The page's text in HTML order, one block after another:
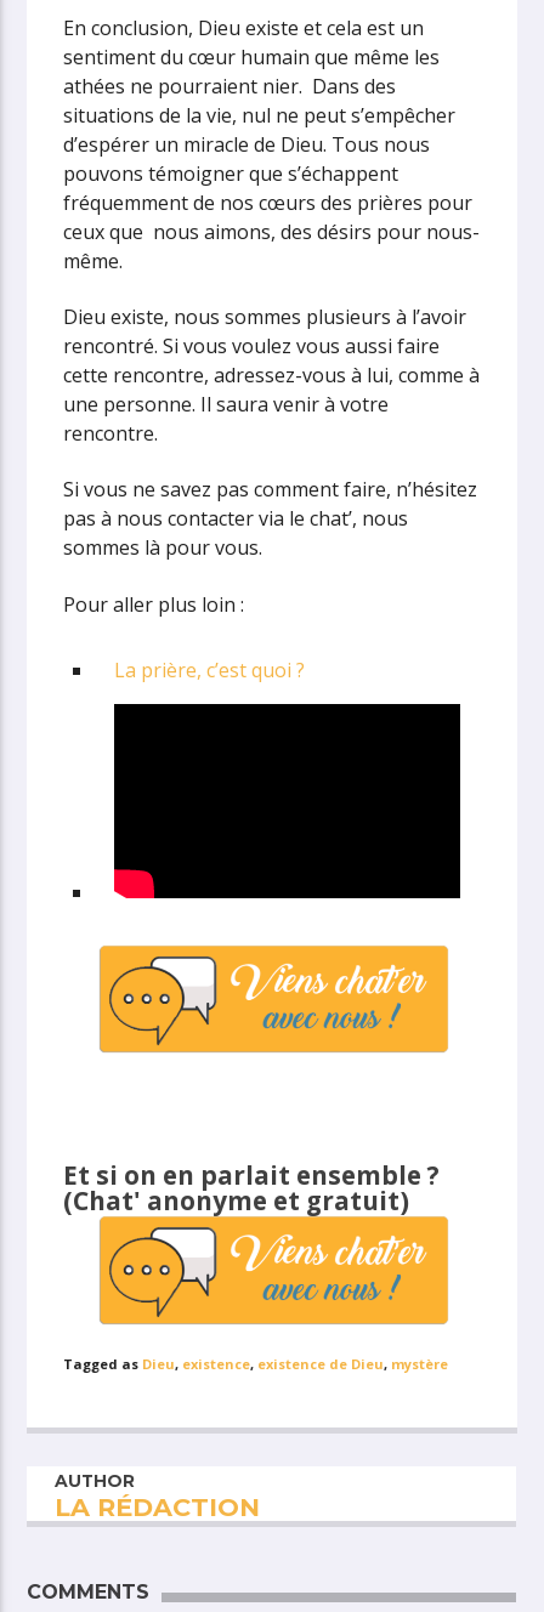
En conclusion, Dieu existe et cela est un
sentiment du cœur humain que même les
athées ne pourraient nier. Dans des
situations de la vie, nul ne peut s’empêcher
d’espérer un miracle de Dieu. Tous nous
pouvons témoigner que s’échappent
fréquemment de nos cœurs des prières pour
ceux que nous aimons, des désirs pour nous-
même.
Dieu existe, nous sommes plusieurs à l’avoir
rencontré. Si vous voulez vous aussi faire
cette rencontre, adressez-vous à lui, comme à
une personne. Il saura venir à votre
rencontre.
Si vous ne savez pas comment faire, n’hésitez
pas à nous contacter via le chat’, nous
sommes là pour vous.
Pour aller plus loin :
La prière, c’est quoi ?
Et si on en parlait ensemble ?
(Chat' anonyme et gratuit)
Tagged as Dieu, existence, existence de Dieu, mystère
AUTHOR
LA RÉDACTION
COMMENTS